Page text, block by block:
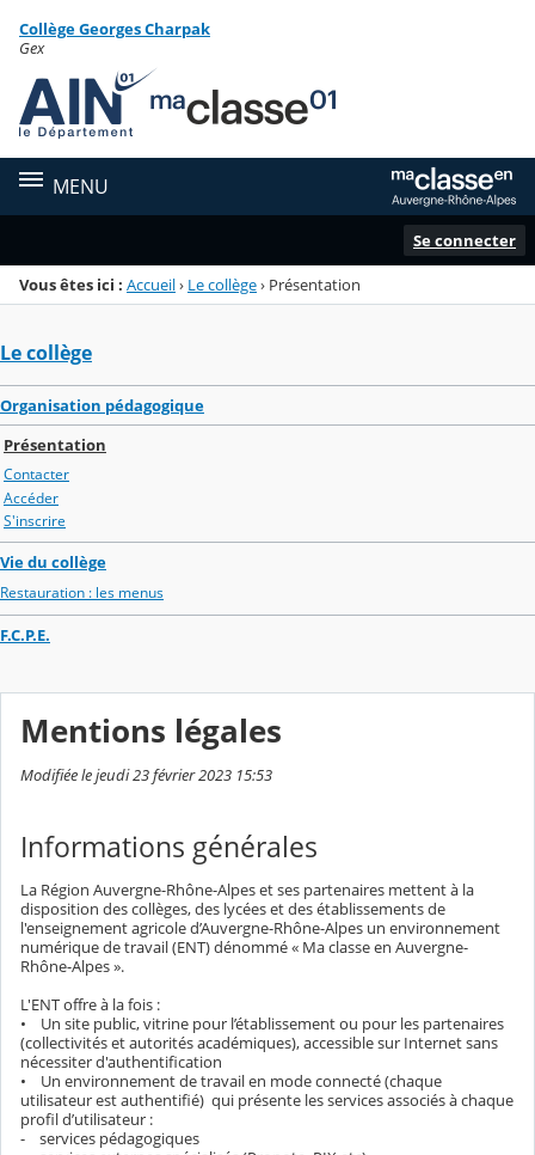
Menu de la rubrique
Contenu
Collège Georges Charpak
Gex
MENU
Se connecter
Vous êtes ici : Accueil› Le collège› Présentation
Le collège
Organisation pédagogique
Présentation
Contacter
Accéder
S'inscrire
Vie du collège
Restauration : les menus
F.C.P.E.
Mentions légales
Modifiée le jeudi 23 février 2023 15:53
Informations générales
La Région Auvergne-Rhône-Alpes et ses partenaires mettent à la
disposition des collèges, des lycées et des établissements de
l'enseignement agricole d’Auvergne-Rhône-Alpes un environnement
numérique de travail (ENT) dénommé « Ma classe en Auvergne-
Rhône-Alpes ».
L'ENT offre à la fois :
• Un site public, vitrine pour l’établissement ou pour les partenaires
(collectivités et autorités académiques), accessible sur Internet sans
nécessiter d'authentification
• Un environnement de travail en mode connecté (chaque
utilisateur est authentifié) qui présente les services associés à chaque
profil d’utilisateur :
- services pédagogiques